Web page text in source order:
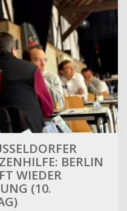
BERLIN
WIEDER
(10.